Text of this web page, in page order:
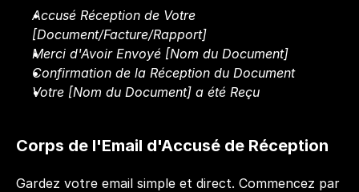
Accusé Réception de Votre
[Document/Facture/Rapport]
Merci d'Avoir Envoyé [Nom du Document]
Confirmation de la Réception du Document
Votre [Nom du Document] a été Reçu
Corps de l'Email d'Accusé de Réception
Gardez votre email simple et direct. Commencez par